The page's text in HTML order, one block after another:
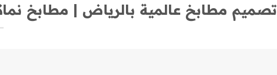
تصميم مطابخ عالمية بالرياض | مطابخ